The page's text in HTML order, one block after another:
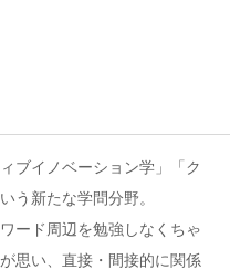
ブイノベーション学」「ク
う新たな学問分野。
ード周辺を勉強しなくちゃ
思い、直接・間接的に関係